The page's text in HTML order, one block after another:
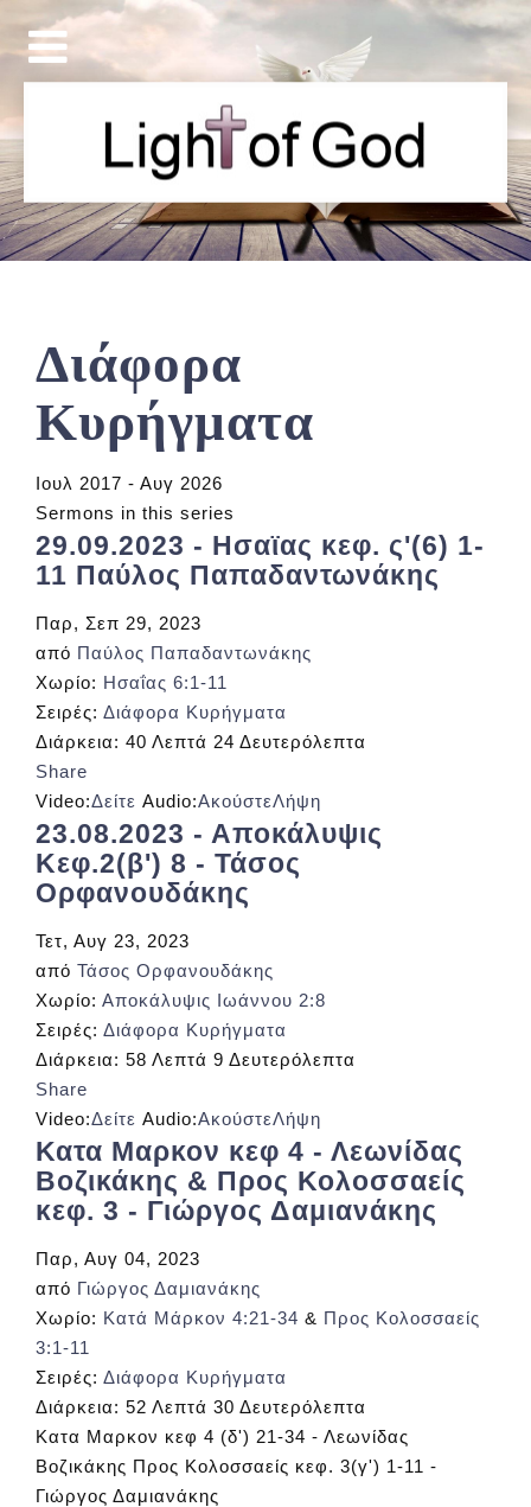
Διάφορα
Κυρήγματα
Ιουλ 2017 - Αυγ 2026
Sermons in this series
29.09.2023 - Ησαϊας κεφ. ς'(6) 1-
11 Παύλος Παπαδαντωνάκης
Παρ, Σεπ 29, 2023
από Παύλος Παπαδαντωνάκης
Χωρίο: Ησαΐας 6:1-11
Σειρές: Διάφορα Κυρήγματα
Διάρκεια: 40 Λεπτά 24 Δευτερόλεπτα
Share
Video:Δείτε Audio:ΑκούστεΛήψη
23.08.2023 - Αποκάλυψις
Κεφ.2(β') 8 - Τάσος
Ορφανουδάκης
Τετ, Αυγ 23, 2023
από Τάσος Ορφανουδάκης
Χωρίο: Αποκάλυψις Ιωάννου 2:8
Σειρές: Διάφορα Κυρήγματα
Διάρκεια: 58 Λεπτά 9 Δευτερόλεπτα
Share
Video:Δείτε Audio:ΑκούστεΛήψη
Κατα Μαρκον κεφ 4 - Λεωνίδας
Βοζικάκης & Προς Κολοσσαείς
κεφ. 3 - Γιώργος Δαμιανάκης
Παρ, Αυγ 04, 2023
από Γιώργος Δαμιανάκης
Χωρίο: Κατά Μάρκον 4:21-34 & Προς Κολοσσαείς
3:1-11
Σειρές: Διάφορα Κυρήγματα
Διάρκεια: 52 Λεπτά 30 Δευτερόλεπτα
Κατα Μαρκον κεφ 4 (δ') 21-34 - Λεωνίδας
Βοζικάκης Προς Κολοσσαείς κεφ. 3(γ') 1-11 -
Γιώργος Δαμιανάκης